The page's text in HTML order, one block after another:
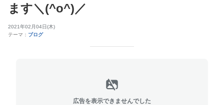
ます＼(^o^)／
2021年02月04日(木)
テーマ： ブログ
広告を表示できませんでした